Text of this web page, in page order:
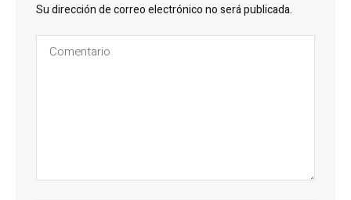
Su dirección de correo electrónico no será publicada.